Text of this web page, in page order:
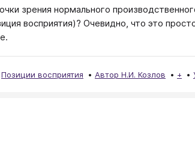
зрения нормального
восприятия)? Очевидно, что это
Позиции восприятия Автор Н.И. Козлов +